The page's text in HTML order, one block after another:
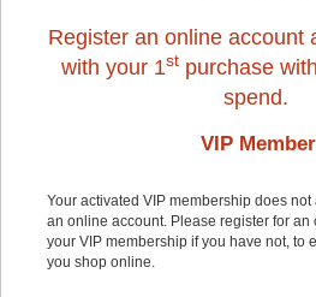
Register an online account
with your 1st purchase
spend.
VIP
Your activated VIP membership does
an online account. Please register for
your VIP membership if you have not, to
you shop online.